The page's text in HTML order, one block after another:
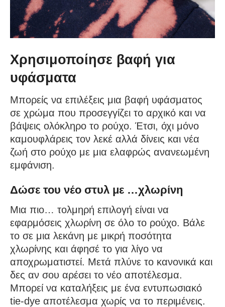
Χρησιμοποίησε βαφή για
υφάσματα
Μπορείς να επιλέξεις μια βαφή υφάσματος
σε χρώμα που προσεγγίζει το αρχικό και να
βάψεις ολόκληρο το ρούχο. Έτσι, όχι μόνο
καμουφλάρεις τον λεκέ αλλά δίνεις και νέα
ζωή στο ρούχο με μια ελαφρώς ανανεωμένη
εμφάνιση.
Δώσε του νέο στυλ με …χλωρίνη
Μια πιο… τολμηρή επιλογή είναι να
εφαρμόσεις χλωρίνη σε όλο το ρούχο. Βάλε
το σε μια λεκάνη με μικρή ποσότητα
χλωρίνης και άφησέ το για λίγο να
αποχρωματιστεί. Μετά πλύνε το κανονικά και
δες αν σου αρέσει το νέο αποτέλεσμα.
Μπορεί να καταλήξεις με ένα εντυπωσιακό
tie-dye αποτέλεσμα χωρίς να το περιμένεις.